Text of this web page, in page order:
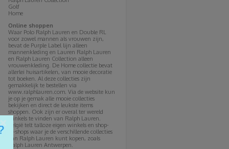
Golf
Home
Online shoppen
Waar Polo Ralph Lauren en Double RL
voor zowel mannen als vrouwen zijn,
bevat de Purple Label lijn alleen
mannenkleding en Lauren Ralph Lauren
en Ralph Lauren Collection alleen
vrouwenkleding. De Home collectie bevat
allerlei huisartikelen, van mooie decoratie
tot boeken. Al deze collecties zijn
gemakkelijk te bestellen via
www.ralphlauren.com. Via de website kun
je op je gemak alle mooie collecties
bekijken en direct de leukste items
shoppen. Ook zijn er overal ter wereld
winkels te vinden van Ralph Lauren.
België telt talloze eigen winkels en shop-
in-shops waar je de verschillende collecties
van Ralph Lauren kunt kopen, zoals
Ralph Lauren Antwerpen.